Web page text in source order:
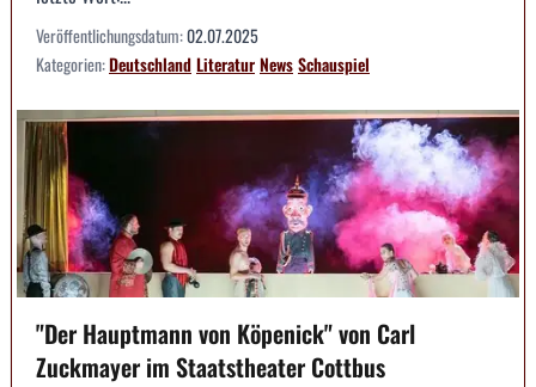
Veröffentlichungsdatum:02.07.2025
Kategorien:DeutschlandLiteraturNewsSchauspiel
"Der Hauptmann von Köpenick" von Carl
Zuckmayer im Staatstheater Cottbus